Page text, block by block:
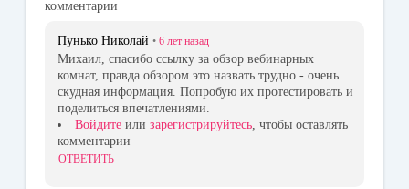
комментарии
Пунько Николай • 6 лет назад
Михаил, спасибо ссылку за обзор вебинарных
комнат, правда обзором это назвать трудно - очень
скудная информация. Попробую их протестировать и
поделиться впечатлениями.
Войдите или зарегистрируйтесь, чтобы оставлять
комментарии
ОТВЕТИТЬ